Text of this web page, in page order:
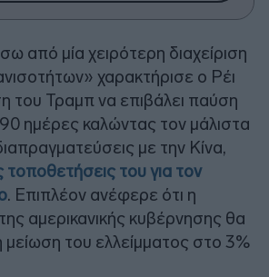
από μία χειρότερη διαχείριση
χαρακτήρισε ο Ρέι
του Τραμπ να επιβάλει παύση
ημέρες καλώντας τον μάλιστα
με την Κίνα,
τοποθετήσεις του για τον
. Επιπλέον ανέφερε ότι η
αμερικανικής κυβέρνησης θα
μείωση του ελλείμματος στο 3%